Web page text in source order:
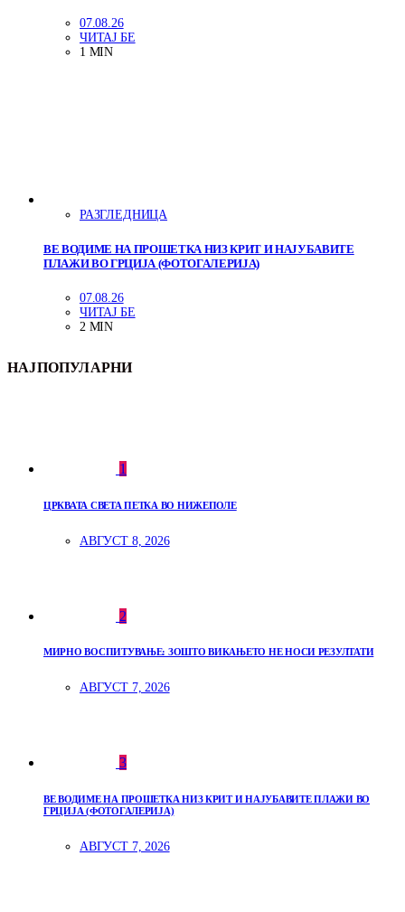
07.08.26
ЧИТАЈ БЕ
1 MIN
РАЗГЛЕДНИЦА
ВЕ ВОДИМЕ НА ПРОШЕТКА НИЗ КРИТ И НАЈУБАВИТЕ
ПЛАЖИ ВО ГРЦИЈА (ФОТОГАЛЕРИЈА)
07.08.26
ЧИТАЈ БЕ
2 MIN
НАЈПОПУЛАРНИ
1
ЦРКВАТА СВЕТА ПЕТКА ВО НИЖЕПОЛЕ
АВГУСТ 8, 2026
2
МИРНО ВОСПИТУВАЊЕ: ЗОШТО ВИКАЊЕТО НЕ НОСИ РЕЗУЛТАТИ
АВГУСТ 7, 2026
3
ВЕ ВОДИМЕ НА ПРОШЕТКА НИЗ КРИТ И НАЈУБАВИТЕ ПЛАЖИ ВО
ГРЦИЈА (ФОТОГАЛЕРИЈА)
АВГУСТ 7, 2026